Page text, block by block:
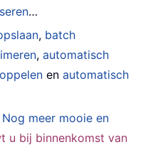
…
, batch
,automatisch
enautomatisch
Nog meer mooie en
u bij binnenkomst van